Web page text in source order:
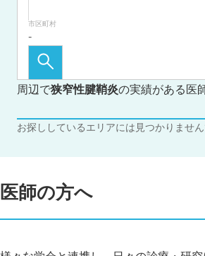
市区町村
周辺で狭窄性腱鞘炎の実績がある医
お探ししているエリアには見つかりませ
医師の方へ